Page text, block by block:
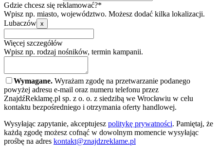
Gdzie chcesz się reklamować?*
Wpisz np. miasto, województwo. Możesz dodać kilka lokalizacji.
Lubaczów x
Więcej szczegółów
Wpisz np. rodzaj nośników, termin kampanii.
Wymagane. Wyrażam zgodę na przetwarzanie podanego
powyżej adresu e-mail oraz numeru telefonu przez
ZnajdźReklamę.pl sp. z o. o. z siedzibą we Wrocławiu w celu
kontaktu bezpośredniego i otrzymania oferty handlowej.
Wysyłając zapytanie, akceptujesz politykę prywatności. Pamiętaj, że
każdą zgodę możesz cofnąć w dowolnym momencie wysyłając
prośbę na adres kontakt@znajdzreklame.pl